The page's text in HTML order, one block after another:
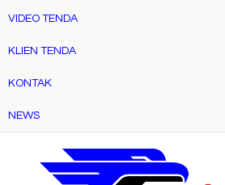
VIDEO TENDA
KLIEN TENDA
KONTAK
NEWS